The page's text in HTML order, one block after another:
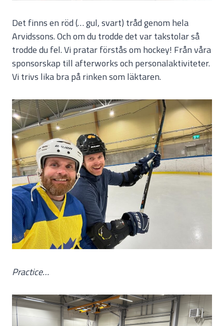
Det finns en röd (… gul, svart) tråd genom hela
Arvidssons. Och om du trodde det var takstolar så
trodde du fel. Vi pratar förstås om hockey! Från våra
sponsorskap till afterworks och personalaktiviteter.
Vi trivs lika bra på rinken som läktaren.
Practice…